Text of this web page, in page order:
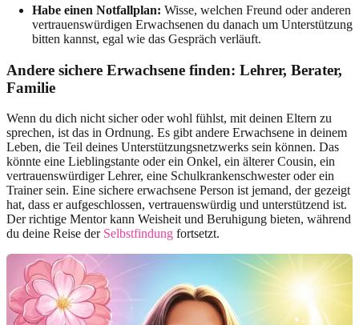
Habe einen Notfallplan: Wisse, welchen Freund oder anderen
vertrauenswürdigen Erwachsenen du danach um Unterstützung
bitten kannst, egal wie das Gespräch verläuft.
Andere sichere Erwachsene finden: Lehrer, Berater,
Familie
Wenn du dich nicht sicher oder wohl fühlst, mit deinen Eltern zu
sprechen, ist das in Ordnung. Es gibt andere Erwachsene in deinem
Leben, die Teil deines Unterstützungsnetzwerks sein können. Das
könnte eine Lieblingstante oder ein Onkel, ein älterer Cousin, ein
vertrauenswürdiger Lehrer, eine Schulkrankenschwester oder ein
Trainer sein. Eine sichere erwachsene Person ist jemand, der gezeigt
hat, dass er aufgeschlossen, vertrauenswürdig und unterstützend ist.
Der richtige Mentor kann Weisheit und Beruhigung bieten, während
du deine Reise der Selbstfindung fortsetzt.